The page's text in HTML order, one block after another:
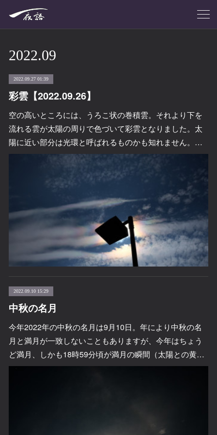
2022.09
2022.09.27 01:39
彩雲【2022.09.26】
空の高いところには、うろこ状の巻積雲。それより下を
流れる雲が太陽の周りで色づいて彩雲となりました。太
陽に近い部分は光環と呼ばれるものかも知れません。…
2022.09.10 15:29
中秋の名月
今年2022年の中秋の名月は9月10日。年により中秋の名
月と満月が一致しないこともありますが、今年はちょう
ど満月、しかも18時59分頃が満月の瞬間（太陽との黄…